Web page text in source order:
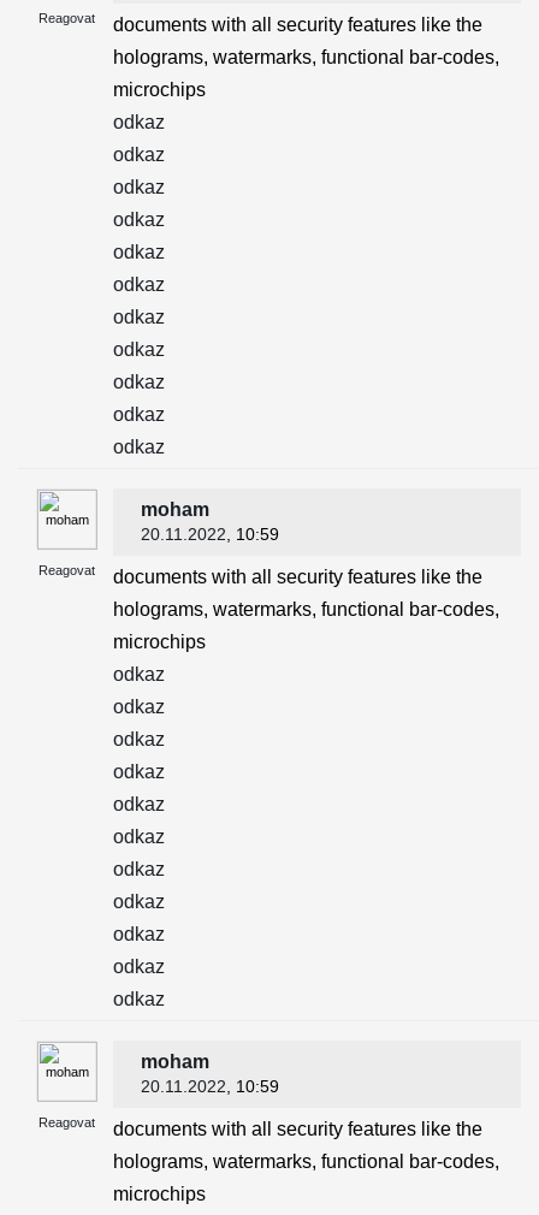
Reagovat
documents with all security features like the
holograms, watermarks, functional bar-codes,
microchips
odkaz
odkaz
odkaz
odkaz
odkaz
odkaz
odkaz
odkaz
odkaz
odkaz
odkaz
Reagovat
moham
20.11.2022 , 10:59
documents with all security features like the
holograms, watermarks, functional bar-codes,
microchips
odkaz
odkaz
odkaz
odkaz
odkaz
odkaz
odkaz
odkaz
odkaz
odkaz
odkaz
Reagovat
moham
20.11.2022 , 10:59
documents with all security features like the
holograms, watermarks, functional bar-codes,
microchips